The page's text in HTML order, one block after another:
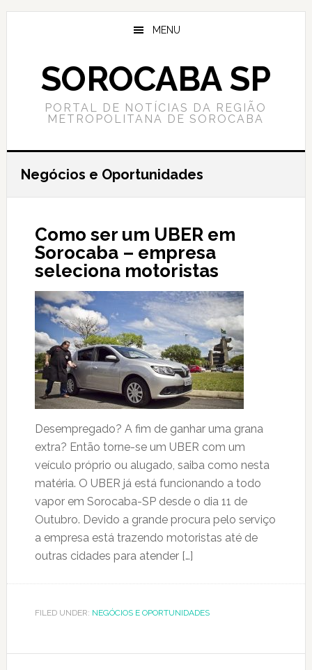
Skip
Skip
MENU
SOROCABA SP
PORTAL DE NOTÍCIAS DA REGIÃO
METROPOLITANA DE SOROCABA
Negócios e Oportunidades
Como ser um UBER em
Sorocaba – empresa
seleciona motoristas
Desempregado? A fim de ganhar uma grana
extra? Então torne-se um UBER com um
veículo próprio ou alugado, saiba como nesta
matéria. O UBER já está funcionando a todo
vapor em Sorocaba-SP desde o dia 11 de
Outubro. Devido a grande procura pelo serviço
a empresa está trazendo motoristas até de
outras cidades para atender […]
FILED UNDER: NEGÓCIOS E OPORTUNIDADES